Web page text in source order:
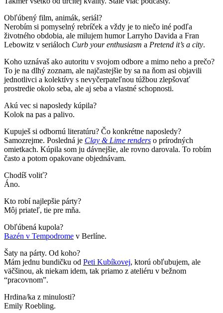
Obľúbený film, animák, seriál?
Nerobím si pomyselný rebríček a vždy je to niečo iné podľa
životného obdobia, ale milujem humor Larryho Davida a Fran
Lebowitz v seriáloch Curb your enthusiasm a Pretend it’s a city.
Koho uznávaš ako autoritu v svojom odbore a mimo neho a prečo?
To je na dlhý zoznam, ale najčastejšie by sa na ňom asi objavili
jednotlivci a kolektívy s nevyčerpateľnou túžbou zlepšovať
prostredie okolo seba, ale aj seba a vlastné schopnosti.
Akú vec si naposledy kúpila?
Kolok na pas a palivo.
Kupuješ si odbornú literatúru? Čo konkrétne naposledy?
Samozrejme. Posledná je Clay & Lime renders o prírodných
omietkach. Kúpila som ju dávnejšie, ale rovno darovala. To robím
často a potom opakovane objednávam.
Chodíš voliť?
Áno.
Kto robí najlepšie párty?
Môj priateľ, tie pre mňa.
Obľúbená kupola?
Bazén v Tempodrome v Berlíne.
Šaty na párty. Od koho?
Mám jednu bundičku od Peti Kubíkovej, ktorú obľubujem, ale
väčšinou, ak niekam idem, tak priamo z ateliéru v bežnom
“pracovnom”.
Hrdina/ka z minulosti?
Emily Roebling.